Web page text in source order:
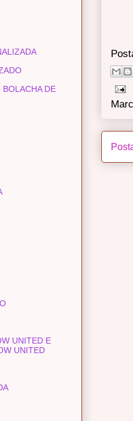
BOLACHA DE
UNITED E
UNITED